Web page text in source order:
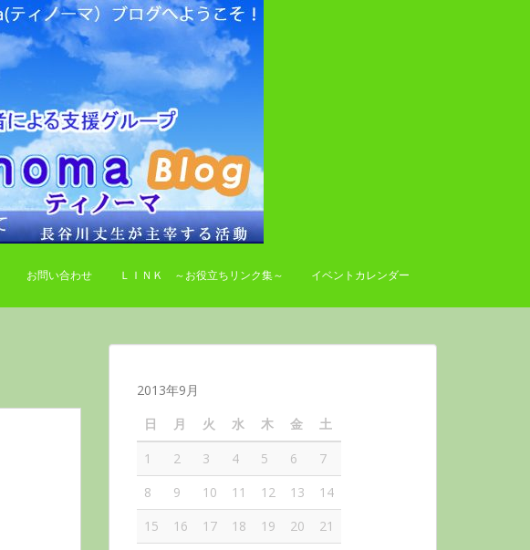
お問い合わせ ＬＩＮＫ ～お役立ちリンク集～ イベントカレンダー
2013年9月
日
月 火 水 木 金
土
1
2 3 4 5 6
7
8
9 10 11 12 13
14
15
16 17 18 19 20
21